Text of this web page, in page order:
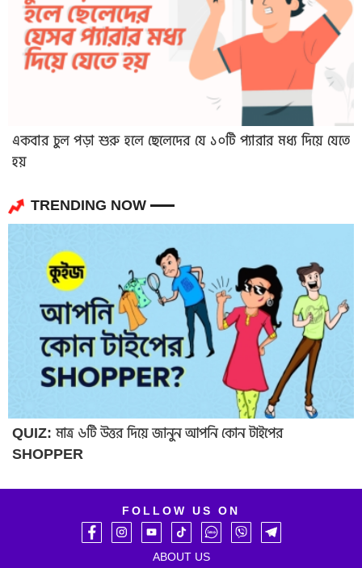
একবার চুল পড়া শুরু হলে ছেলেদের যে ১০টি প্যারার মধ্য দিয়ে যেতে
হয়
TRENDING NOW
QUIZ: মাত্র ৬টি উত্তর দিয়ে জানুন আপনি কোন টাইপের
SHOPPER
FOLLOW US ON
ABOUT US